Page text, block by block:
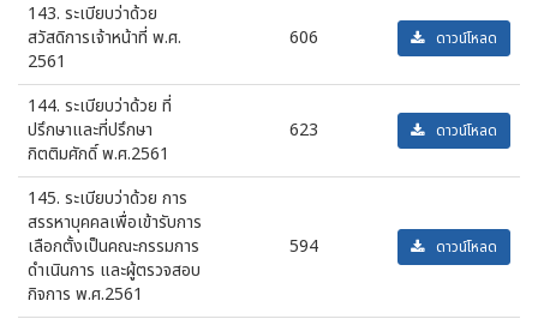
143. ระเบียบว่าด้วย
สวัสดิการเจ้าหน้าที่ พ.ศ.
2561
606 ดาวน์โหลด
144. ระเบียบว่าด้วย ที่
ปรึกษาและที่ปรึกษา
กิตติมศักดิ์ พ.ศ.2561
623 ดาวน์โหลด
145. ระเบียบว่าด้วย การ
สรรหาบุคคลเพื่อเข้ารับการ
เลือกตั้งเป็นคณะกรรมการ
ดำเนินการ และผู้ตรวจสอบ
กิจการ พ.ศ.2561
594 ดาวน์โหลด